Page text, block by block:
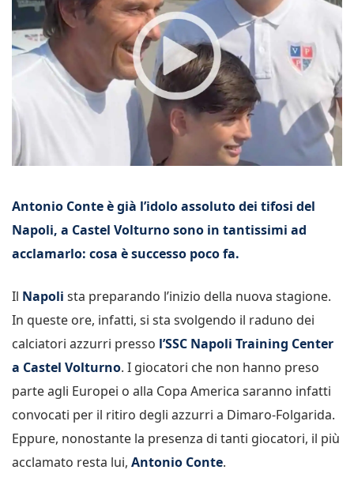
Antonio Conte è già l’idolo assoluto dei tifosi del
Napoli, a Castel Volturno sono in tantissimi ad
acclamarlo: cosa è successo poco fa.
Il Napoli sta preparando l’inizio della nuova stagione.
In queste ore, infatti, si sta svolgendo il raduno dei
calciatori azzurri presso l’SSC Napoli Training Center
a Castel Volturno. I giocatori che non hanno preso
parte agli Europei o alla Copa America saranno infatti
convocati per il ritiro degli azzurri a Dimaro-Folgarida.
Eppure, nonostante la presenza di tanti giocatori, il più
acclamato resta lui, Antonio Conte.